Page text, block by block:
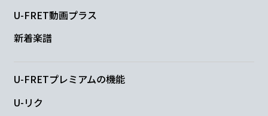
U-FRET動画プラス
新着楽譜
U-FRETプレミアムの機能
U-リク